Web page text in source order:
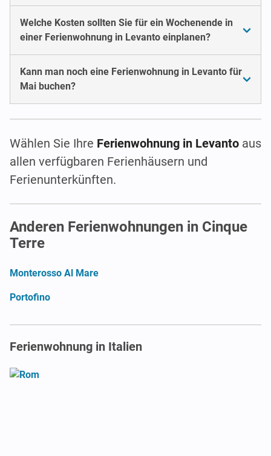
Welche Kosten sollten Sie für ein Wochenende in
einer Ferienwohnung in Levanto einplanen?
Kann man noch eine Ferienwohnung in Levanto für
Mai buchen?
Wählen Sie Ihre Ferienwohnung in Levanto aus
allen verfügbaren Ferienhäusern und
Ferienunterkünften.
Anderen Ferienwohnungen in Cinque
Terre
Monterosso Al Mare
Portofino
Ferienwohnung in Italien